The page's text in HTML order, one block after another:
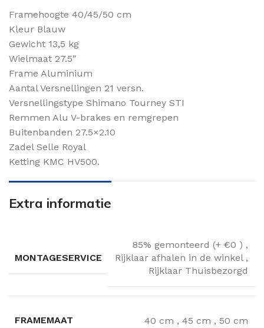
Framehoogte 40/45/50 cm
Kleur Blauw
Gewicht 13,5 kg
Wielmaat 27.5″
Frame Aluminium
Aantal Versnellingen 21 versn.
Versnellingstype Shimano Tourney STI
Remmen Alu V-brakes en remgrepen
Buitenbanden 27.5×2.10
Zadel Selle Royal
Ketting KMC HV500.
Extra informatie
MONTAGESERVICE
85% gemonteerd (+ €0 ) ,
Rijklaar afhalen in de winkel ,
Rijklaar Thuisbezorgd
FRAMEMAAT 40 cm , 45 cm , 50 cm